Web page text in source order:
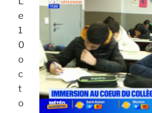
e
1
0
o
c
t
o